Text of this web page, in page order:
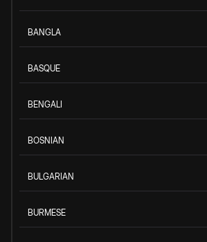
BANGLA
BASQUE
BENGALI
BOSNIAN
BULGARIAN
BURMESE